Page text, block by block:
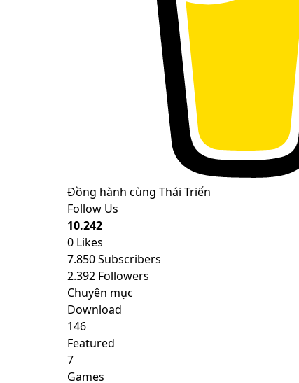
Đồng hành cùng Thái Triển
Follow Us
10.242
0 Likes
7.850Subscribers
2.392 Followers
Chuyên mục
Download
146
Featured
7
Games